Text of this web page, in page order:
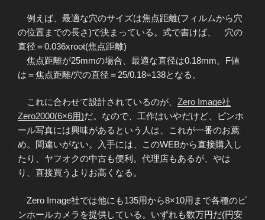
例えば、最適な穴のサイズは焦点距離(フィルムから穴
の位置までの長さ)で決まっている。式で書けば、 穴の
直径＝0.036xroot(焦点距離)
焦点距離が25mmの場合、最適な直径は0.18mm。F値
は＝焦点距離/穴の直径＝25/0.18=138となる。
これに合わせて設計されているのが、 Zero Image社
Zero2000(6×6用)だ。なので、工作はいやだけど、ピンホ
ール写真には興味があるという人は、これが一番のお薦
め。間違いがない。入手には、このWEBから直接購入し
たり、ヤフオクの中古も便利。代理店もあるが、やは
り、直接買うよりお高くなる。
Zero Image社では他にも135用から8×10用まで各種のピ
ンホールカメラを提供している。いずれも数万円だ(円安